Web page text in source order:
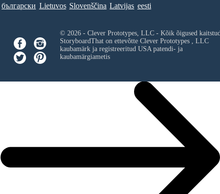
български Lietuvos Slovenščina Latvijas eesti
© 2026 - Clever Prototypes, LLC - Kõik õigused
StoryboardThat on ettevõtte Clever Prototypes , LLC
kaubamärk ja registreeritud USA patendi- ja
kaubamärgiametis